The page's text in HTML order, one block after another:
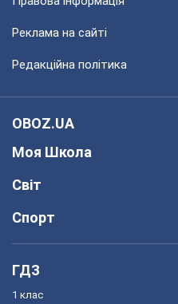
Реклама на сайті
Редакційна політика
OBOZ.UA
Моя Школа
Світ
Спорт
ГДЗ
1 клас